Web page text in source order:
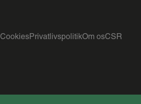
CookiesPrivatlivspolitikOm osCSR